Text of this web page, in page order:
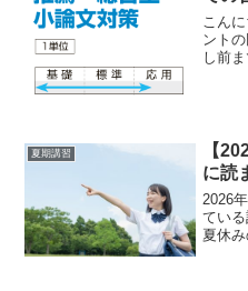
2023
こん
ント
し前
夏期講習
【
に読
2026
ている
夏休